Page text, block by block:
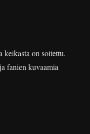
on soitettu.
fanien kuvaamia